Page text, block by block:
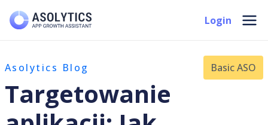
Login
Asolytics Blog Basic ASO
Targetowanie